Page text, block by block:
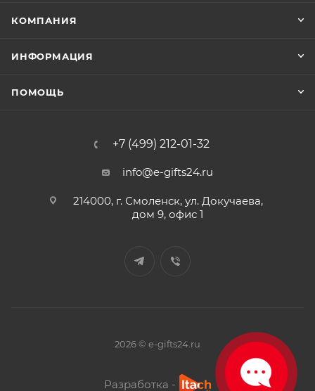
КОМПАНИЯ
ИНФОРМАЦИЯ
ПОМОЩЬ
+7 (499) 212-01-32
info@e-gifts24.ru
214000, г. Смоленск, ул. Докучаева,
дом 9, офис 1
2026 © e-gifts24.ru
Разработка -